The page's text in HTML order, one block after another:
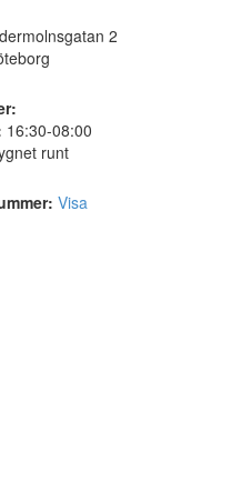
2
16:30-08:00
runt
Visa